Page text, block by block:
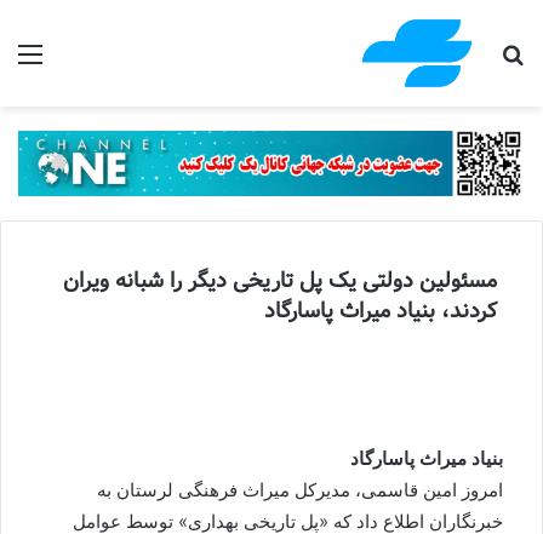
جستجو برای
مسئولین دولتی یک پل تاریخی دیگر را شبانه ویران
کردند، بنیاد میراث پاسارگاد
بنیاد میراث پاسارگاد
امروز امین قاسمی، مدیرکل میراث فرهنگی لرستان به
خبرنگاران اطلاع داد که «پل تاریخی بهداری» توسط عوامل